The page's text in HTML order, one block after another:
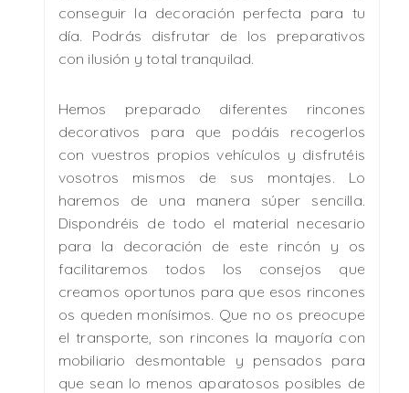
conseguir la decoración perfecta para tu
día. Podrás disfrutar de los preparativos
con ilusión y total tranquilad.
Hemos preparado diferentes rincones
decorativos para que podáis recogerlos
con vuestros propios vehículos y disfrutéis
vosotros mismos de sus montajes. Lo
haremos de una manera súper sencilla.
Dispondréis de todo el material necesario
para la decoración de este rincón y os
facilitaremos todos los consejos que
creamos oportunos para que esos rincones
os queden monísimos. Que no os preocupe
el transporte, son rincones la mayoría con
mobiliario desmontable y pensados para
que sean lo menos aparatosos posibles de